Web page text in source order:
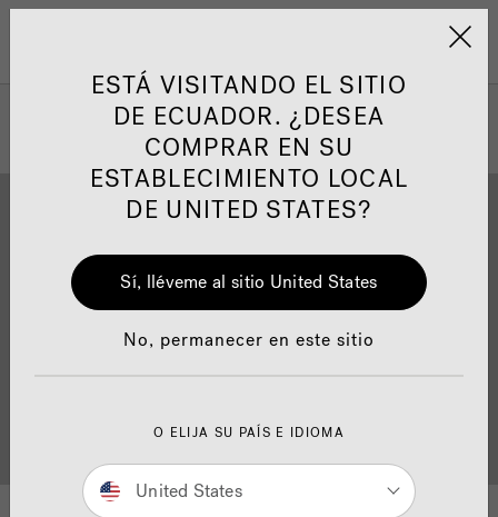
Jacuzzi&reg; Latin
Descarga Calidad
Localizador de
ESTÁ VISITANDO EL SITIO
DE ECUADOR. ¿DESEA
COMPRAR EN SU
ESTABLECIMIENTO LOCAL
DE UNITED STATES?
Sí, lléveme al sitio United States
No, permanecer en este sitio
O ELIJA SU PAÍS E IDIOMA
United States